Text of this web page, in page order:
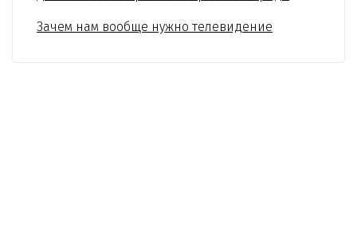
Зачем нам вообще нужно телевидение